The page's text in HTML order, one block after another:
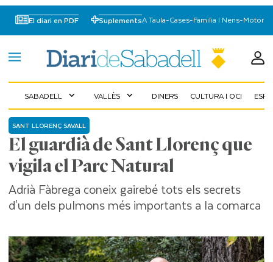
El diari en PDF SuplementsA Taula-Cases-Familia I Nens-Motor
SABADELL expand_more VALLÈS expand_more DINERS CULTURA I OCI
El guardià de Sant Llorenç que
vigila el Parc Natural
SANT LLORENÇ SAVALL
Adrià Fàbrega coneix gairebé tots els secrets
d'un dels pulmons més importants a la comarca